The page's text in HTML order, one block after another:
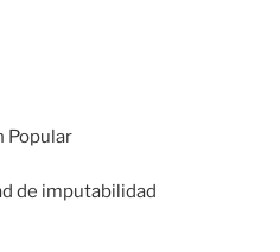
Popular
de imputabilidad